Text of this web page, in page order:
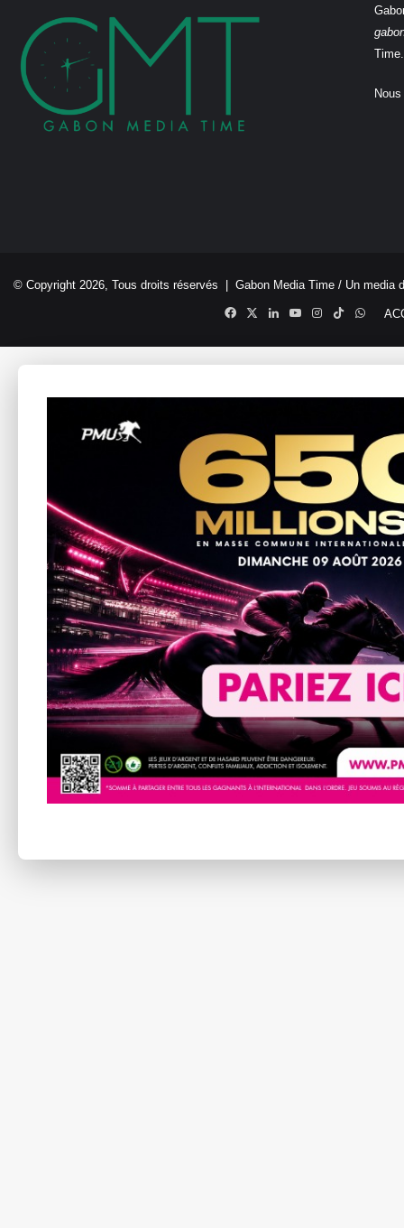
Time.
© Copyright 2026, Tous droits réservés | Gabon Media Time / Un media
Facebook
X LinkedinYouTubeInstagram
TikTok